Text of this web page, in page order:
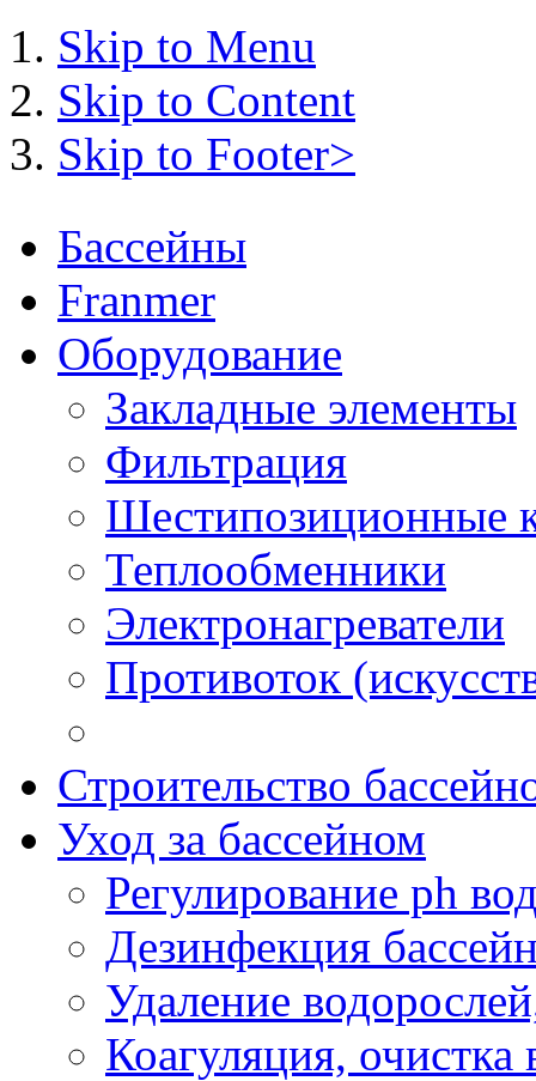
Skip to Menu
Skip to Content
Skip to Footer>
Бассейны
Franmer
Оборудование
Закладные элементы
Фильтрация
Шестипозиционные
Теплообменники
Электронагреватели
Противоток
Строительство
Уход за бассейном
Регулирование ph
Дезинфекция
Удаление
Коагуляция,